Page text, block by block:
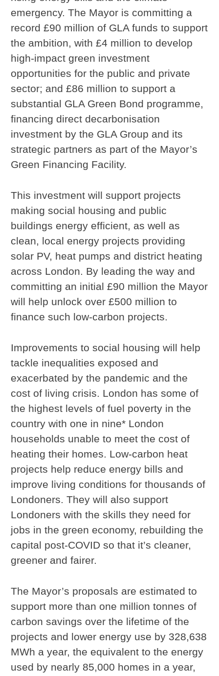
emergency. The Mayor is committing a
record £90 million of GLA funds to support
the ambition, with £4 million to develop
high-impact green investment
opportunities for the public and private
sector; and £86 million to support a
substantial GLA Green Bond programme,
financing direct decarbonisation
investment by the GLA Group and its
strategic partners as part of the Mayor’s
Green Financing Facility.
This investment will support projects
making social housing and public
buildings energy efficient, as well as
clean, local energy projects providing
solar PV, heat pumps and district heating
across London. By leading the way and
committing an initial £90 million the Mayor
will help unlock over £500 million to
finance such low-carbon projects.
Improvements to social housing will help
tackle inequalities exposed and
exacerbated by the pandemic and the
cost of living crisis. London has some of
the highest levels of fuel poverty in the
country with one in nine* London
households unable to meet the cost of
heating their homes. Low-carbon heat
projects help reduce energy bills and
improve living conditions for thousands of
Londoners. They will also support
Londoners with the skills they need for
jobs in the green economy, rebuilding the
capital post-COVID so that it’s cleaner,
greener and fairer.
The Mayor’s proposals are estimated to
support more than one million tonnes of
carbon savings over the lifetime of the
projects and lower energy use by 328,638
MWh a year, the equivalent to the energy
used by nearly 85,000 homes in a year,